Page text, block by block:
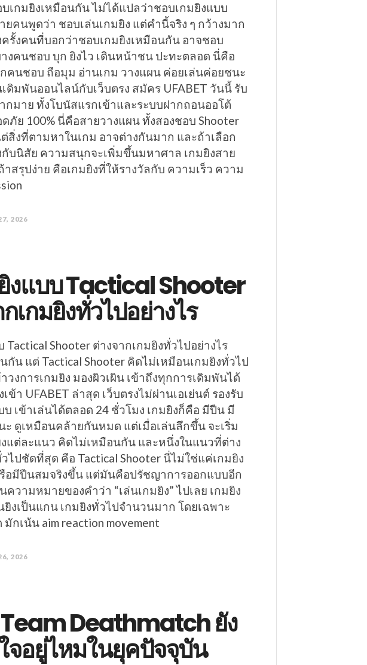
เกมยิงเหมือนกัน ไม่ได้แปลว่าชอบเกมยิงแบบ
ยคนพูดว่า ชอบเล่นเกมยิง แต่คำนี้จริง ๆ กว้างมาก
ครั้งคนที่บอกว่าชอบเกมยิงเหมือนกัน อาจชอบ
งคนชอบ บุก ยิงไว เดินหน้าชน ปะทะตลอด นี่คือ
คนชอบ ถือมุม อ่านเกม วางแผน ค่อยเล่นค่อยชนะ
ดิมพันออนไลน์กับเว็บตรง สมัคร UFABET วันนี้ รับ
กมาย ทั้งโบนัสแรกเข้าและระบบฝากถอนออโต้
ดภัย 100% นี่คือสายวางแผน ทั้งสองชอบ Shooter
สิ่งที่ตามหาในเกม อาจต่างกันมาก และถ้าเลือก
กับนิสัย ความสนุกจะเพิ่มขึ้นมหาศาล เกมยิงสาย
าสรุปง่าย คือเกมยิงที่ให้รางวัลกับ ความเร็ว ความ
2026
งแบบ Tactical Shooter
เกมยิงทั่วไปอย่างไร
Tactical Shooter ต่างจากเกมยิงทั่วไปอย่างไร
กัน แต่ Tactical Shooter คิดไม่เหมือนเกมยิงทั่วไป
วงการเกมยิง มองผิวเผิน เข้าถึงทุกการเดิมพันได้
ข้า UFABET ล่าสุด เว็บตรงไม่ผ่านเอเย่นต์ รองรับ
เข้าเล่นได้ตลอด 24 ชั่วโมง เกมยิงก็คือ มีปืน มี
ะ ดูเหมือนคล้ายกันหมด แต่เมื่อเล่นลึกขึ้น จะเริ่ม
งแต่ละแนว คิดไม่เหมือนกัน และหนึ่งในแนวที่ต่าง
ไปชัดที่สุด คือ Tactical Shooter นี่ไม่ใช่แค่เกมยิง
อมีปืนสมจริงขึ้น แต่มันคือปรัชญาการออกแบบอีก
ความหมายของคำว่า “เล่นเกมยิง” ไปเลย เกมยิง
งเป็นแกน เกมยิงทั่วไปจำนวนมาก โดยเฉพาะ
มักเน้น aim reaction movement
2026
Deathmatch ยัง
จอยู่ไหมในยุคปัจจุบัน